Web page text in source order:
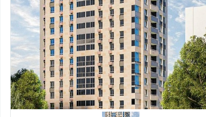
Добавить фотографию Изменено: 19.12.2024 Просмотров